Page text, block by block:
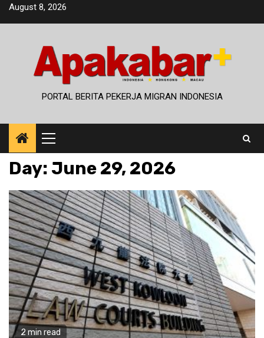
SkipAugust 8, 2026
PORTAL BERITA PEKERJA MIGRAN INDONESIA
Primary
Menu
Day: June 29, 2026
2 min read